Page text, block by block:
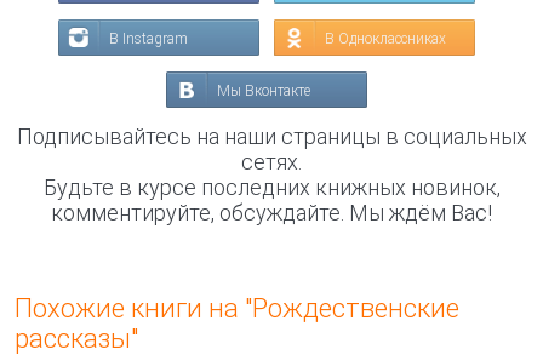
В Instagram В Одноклассниках
Мы Вконтакте
Подписывайтесь на наши страницы в социальных
сетях.
Будьте в курсе последних книжных новинок,
комментируйте, обсуждайте. Мы ждём Вас!
Похожие книги на "Рождественские
рассказы"